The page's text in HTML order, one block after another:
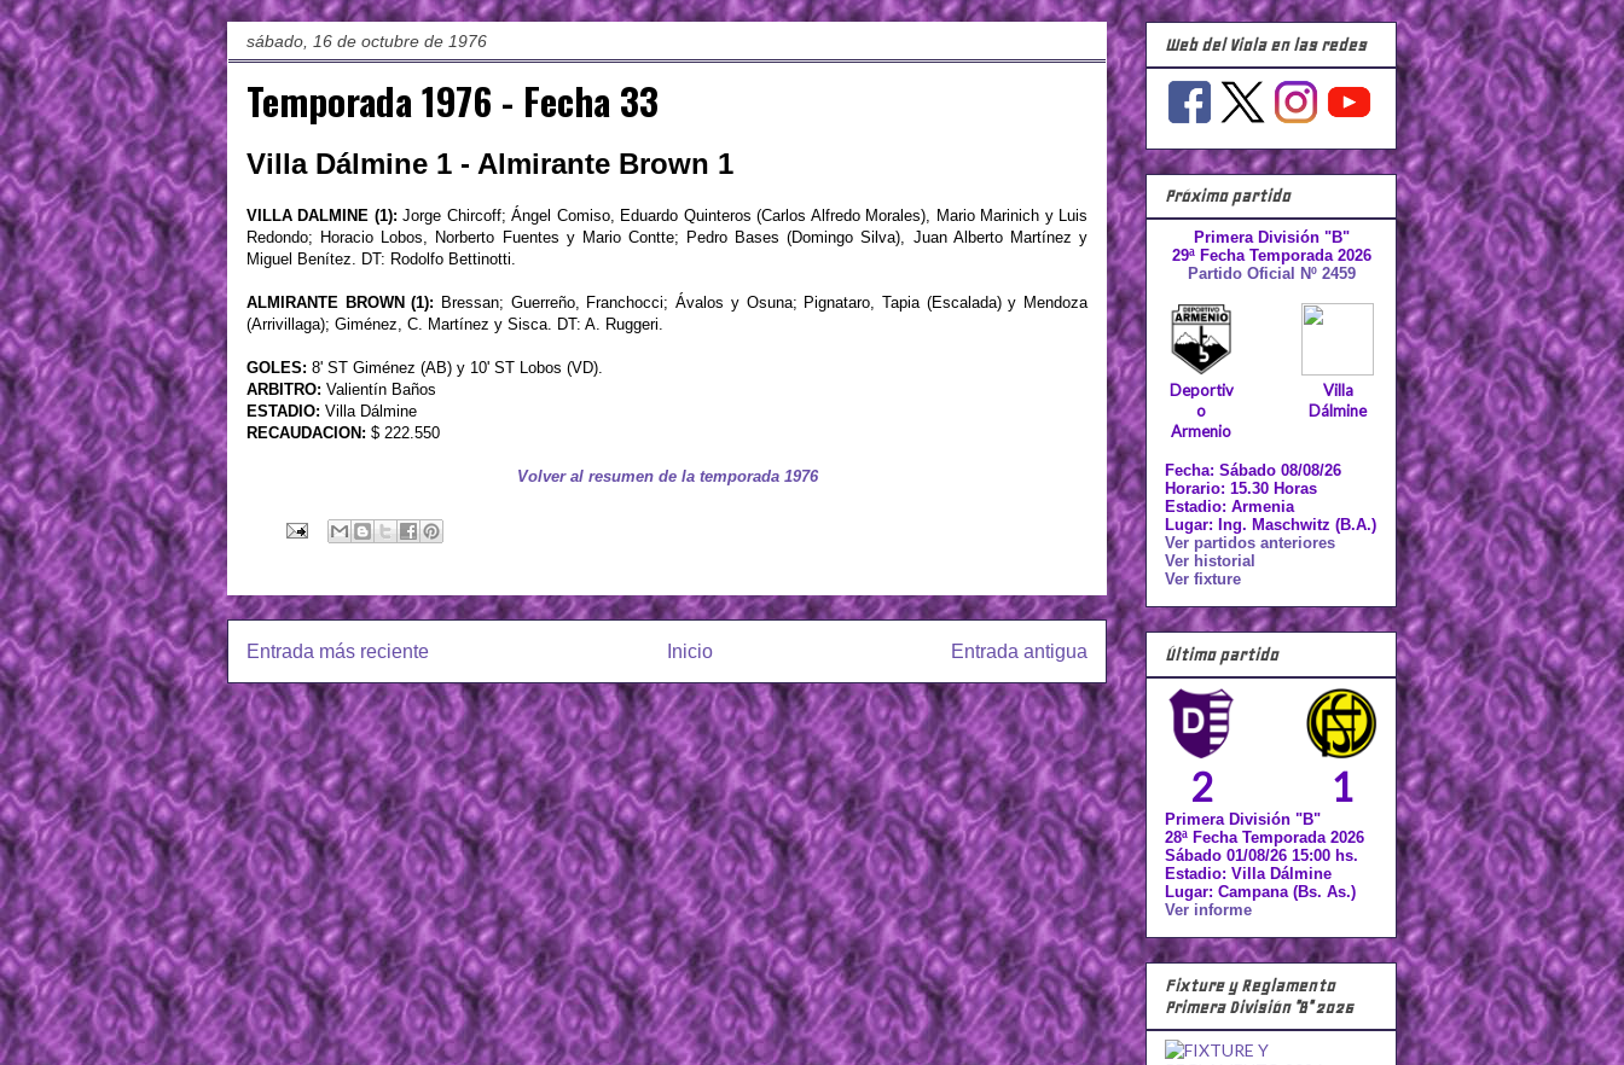
sábado, 16 de octubre de 1976
Temporada 1976 - Fecha 33
Villa Dálmine 1 - Almirante Brown 1
VILLA DALMINE (1): Jorge Chircoff; Ángel Comiso, Eduardo Quinteros (Carlos Alfredo Morales), Mario Marinich y Luis
Redondo; Horacio Lobos, Norberto Fuentes y Mario Contte; Pedro Bases (Domingo Silva), Juan Alberto Martínez y
Miguel Benítez. DT: Rodolfo Bettinotti.
ALMIRANTE BROWN (1): Bressan; Guerreño, Franchocci; Ávalos y Osuna; Pignataro, Tapia (Escalada) y Mendoza
(Arrivillaga); Giménez, C. Martínez y Sisca. DT: A. Ruggeri.
GOLES: 8' ST Giménez (AB) y 10' ST Lobos (VD).
ARBITRO: Valientín Baños
ESTADIO: Villa Dálmine
RECAUDACION: $ 222.550
Volver al resumen de la temporada 1976
Entrada más reciente Entrada antigua
Inicio
Web del Viola en las redes
Próximo partido
Primera División "B"
29ª Fecha Temporada 2026
Partido Oficial Nº 2459
Deportiv
o
Armenio
Villa
Dálmine
Fecha: Sábado 08/08/26
Horario: 15.30 Horas
Estadio: Armenia
Lugar: Ing. Maschwitz (B.A.)
Ver partidos anteriores
Ver historial
Ver fixture
Último partido
2 1
Primera División "B"
28ª Fecha Temporada 2026
Sábado 01/08/26 15:00 hs.
Estadio: Villa Dálmine
Lugar: Campana (Bs. As.)
Ver informe
Fixture y Reglamento
Primera División "B" 2026